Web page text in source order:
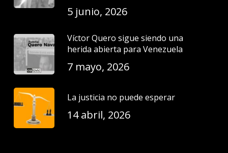
5 junio, 2026
Víctor Quero sigue siendo una
herida abierta para Venezuela
7 mayo, 2026
La justicia no puede esperar
14 abril, 2026